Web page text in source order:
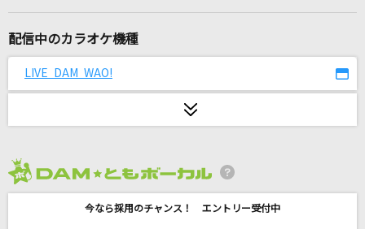
[生音]ラブ・ストーリーは突然に
[生音]Any
配信中のカラオケ機種
LIVE DAM WAO!
今なら採用のチャンス！ エントリー受付中